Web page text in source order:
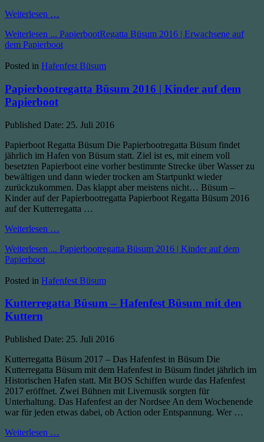
Weiterlesen …
Weiterlesen ... PapierbootRegatta Büsum 2016 | Erwachsene auf
dem Papierboot
Posted in Hafenfest Büsum
Papierbootregatta Büsum 2016 | Kinder auf dem
Papierboot
Published Date: 25. Juli 2016
Papierboot Regatta Büsum Die Papierbootregatta Büsum findet
jährlich im Hafen von Büsum statt. Ziel ist es, mit einem voll
besetzten Papierboot eine vorher bestimmte Strecke über Wasser zu
bewältigen und dann wieder trocken am Startpunkt wieder
zurückzukommen. Das klappt aber meistens nicht… Büsum –
Kinder auf der Papierbootregatta Papierboot Regatta Büsum 2016
auf der Kutterregatta …
Weiterlesen …
Weiterlesen ... Papierbootregatta Büsum 2016 | Kinder auf dem
Papierboot
Posted in Hafenfest Büsum
Kutterregatta Büsum – Hafenfest Büsum mit den
Kuttern
Published Date: 25. Juli 2016
Kutterregatta Büsum 2017 – Das Hafenfest in Büsum Die
Kutterregatta Büsum mit dem Hafenfest in Büsum findet jährlich im
Historischen Hafen statt. Mit BOS Schiffen wurde das Hafenfest
2017 eröffnet. Zwei Bühnen mit Livemusik sorgten für
Unterhaltung. Das Hafenfest an der Nordsee An dem Wochenende
war für jeden etwas dabei, ob Action oder Entspannung. Wer …
Weiterlesen …